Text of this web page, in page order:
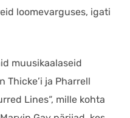
loomevarguses, igati
muusikaalaseid
ja Pharrell
Lines“, mille kohta